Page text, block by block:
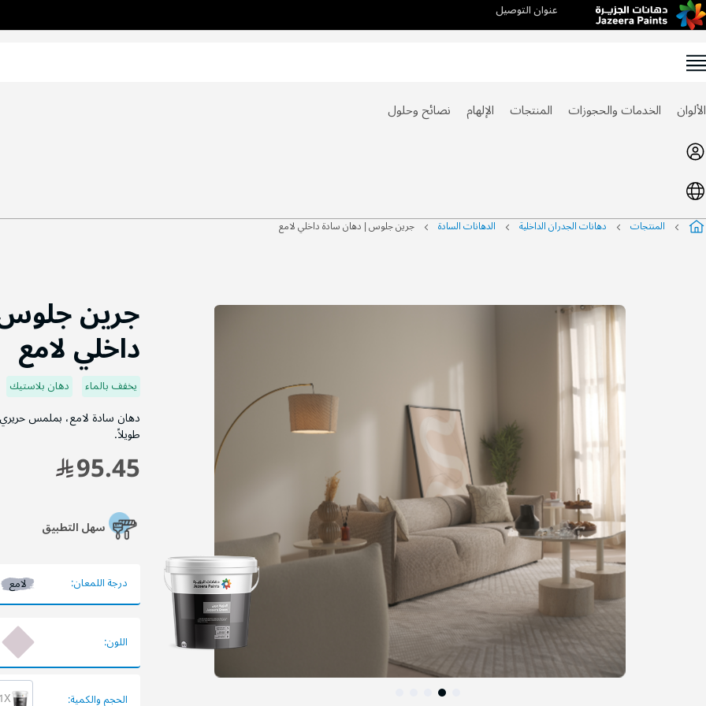
Skip
to
Content
عنوان التوصيل
الألوان الخدمات والحجوزات المنتجات الإلهام نصائح وحلول
المنتجات دهانات الجدران الداخلية الدهانات السادة جرين جلوس | دهان سادة داخلي لامع
جرين
داخلي لامع
دهان سادة لامع، بملمس حريري
طويلاً.
95.45
درجة اللمعان: لامع
اللون:
التخطي
معرض
الصور